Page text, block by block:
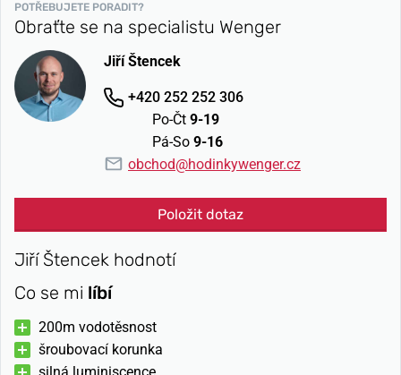
POTŘEBUJETE PORADIT?
Obraťte se na specialistu Wenger
Jiří Štencek
+420 252 252 306
Po-Čt 9-19
Pá-So 9-16
obchod@hodinkywenger.cz
Položit dotaz
Jiří Štencek hodnotí
Co se mi líbí
200m vodotěsnost
šroubovací korunka